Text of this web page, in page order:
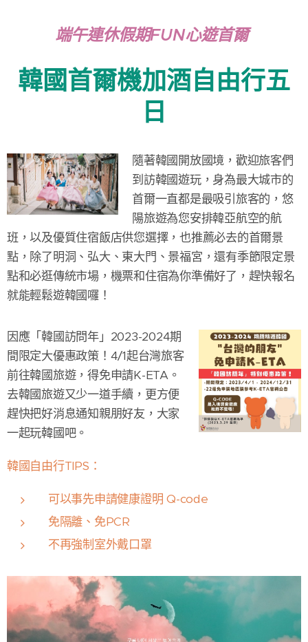
端午連休假期FUN心遊首爾
韓國首爾機加酒自由行五
日
隨著韓國開放國境，歡迎旅客們
到訪韓國遊玩，身為最大城市的
首爾一直都是最吸引旅客的，悠
陽旅遊為您安排韓亞航空的航
班，以及優質住宿飯店供您選擇，也推薦必去的首爾景
點，除了明洞、弘大、東大門、景福宮，還有季節限定景
點和必逛傳統市場，機票和住宿為你準備好了，趕快報名
就能輕鬆遊韓國囉！
因應「韓國訪問年」2023-2024期
間限定大優惠政策！4/1起台灣旅客
前往韓國旅遊，得免申請K-ETA。
去韓國旅遊又少一道手續，更方便
趕快把好消息通知親朋好友，大家
一起玩韓國吧。
韓國自由行TIPS：
可以事先申請健康證明 Q-code
免隔離、免PCR
不再強制室外戴口罩